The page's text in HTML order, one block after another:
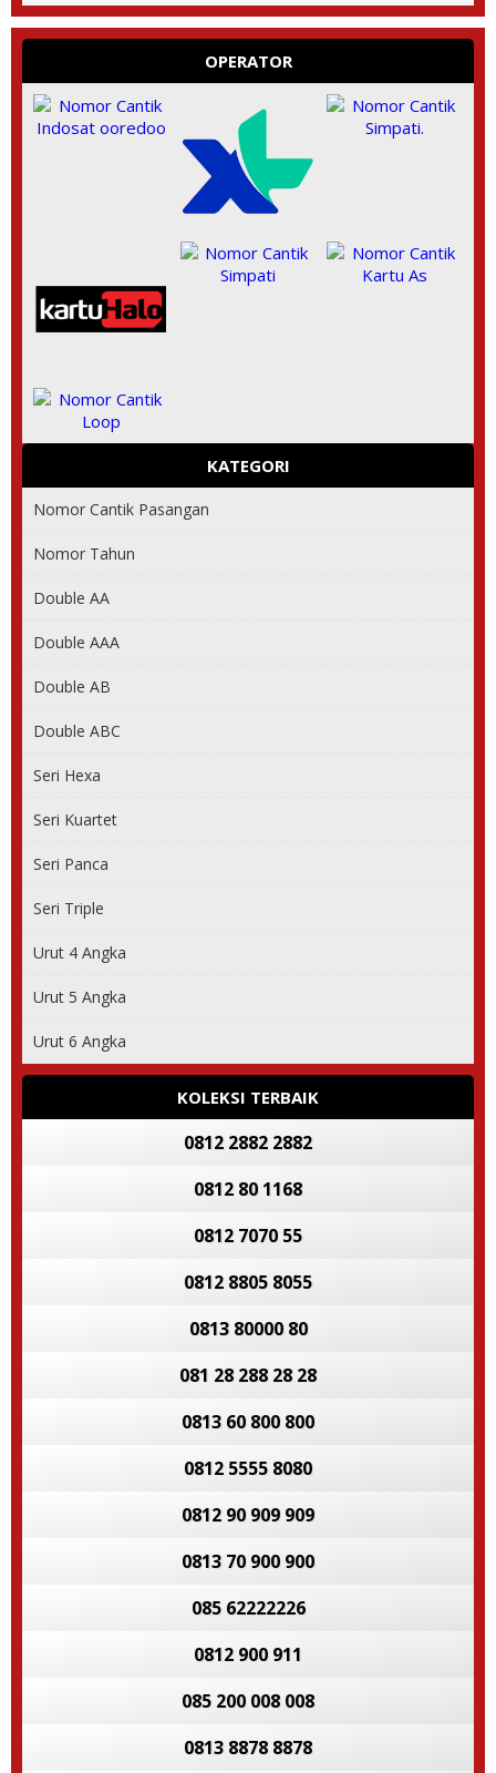
OPERATOR
KATEGORI
Nomor Cantik Pasangan
Nomor Tahun
Double AA
Double AAA
Double AB
Double ABC
Seri Hexa
Seri Kuartet
Seri Panca
Seri Triple
Urut 4 Angka
Urut 5 Angka
Urut 6 Angka
KOLEKSI TERBAIK
0812 2882 2882
0812 80 1168
0812 7070 55
0812 8805 8055
0813 80000 80
081 28 288 28 28
0813 60 800 800
0812 5555 8080
0812 90 909 909
0813 70 900 900
085 62222226
0812 900 911
085 200 008 008
0813 8878 8878